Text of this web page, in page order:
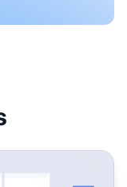
Marca com IA: